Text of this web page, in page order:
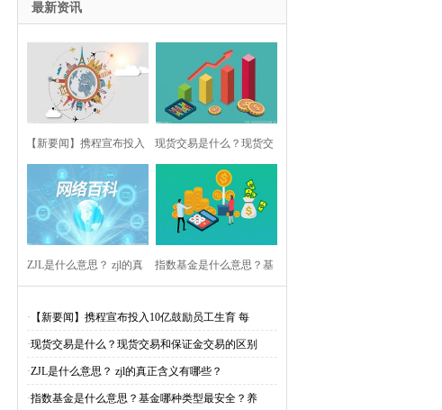
最新资讯
【新要闻】携程宣布投入
10亿鼓励员工生育 每生一
个孩子发5万
现货交易是什么？现货交
易和保证金交易的区别
ZJL是什么意思？ zjl的真 指数基金是什么意思？基
类型的基金有哪些？ 当前
资讯
· 【新要闻】携程宣布投入10亿鼓励员工生育 每
·现货交易是什么？现货交易和保证金交易的区别
·ZJL是什么意思？ zjl的真正含义有哪些？
·指数基金是什么意思？基金哪种类型最安全？养